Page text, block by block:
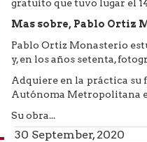
gratuito que tuvo lugar el
Mas sobre, Pablo Ortiz
Pablo Ortiz Monasterio
y, en los años setenta,
Adquiere en la práctica
Autónoma Metropolitana
Su obra...
30 September, 2020